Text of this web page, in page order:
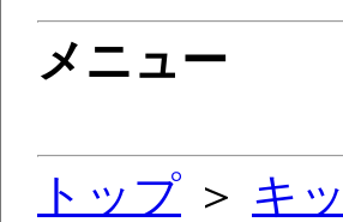
メニュー
トップ ＞ キ